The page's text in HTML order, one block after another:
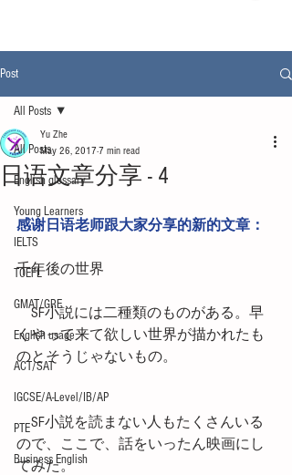
Post
All Posts
English glossary
Young Learners
IELTS
TOEFL
GMAT/GRE
English usage
ACT/SAT
IGCSE/A-Level/IB/AP
PTE
Business English
All Posts
日语文章分享 - 4
Yu Zhe
May 26, 2017 7 min read
感谢日语老师跟大家分享的新的文章：
千年後の世界
SF小説には二種類のものがある。早
くやって来て欲しい世界が描かれたも
のとそうじゃないもの。
SF小説を読まない人もたくさんいる
ので、ここで、話をいったん映画にし
てみた。